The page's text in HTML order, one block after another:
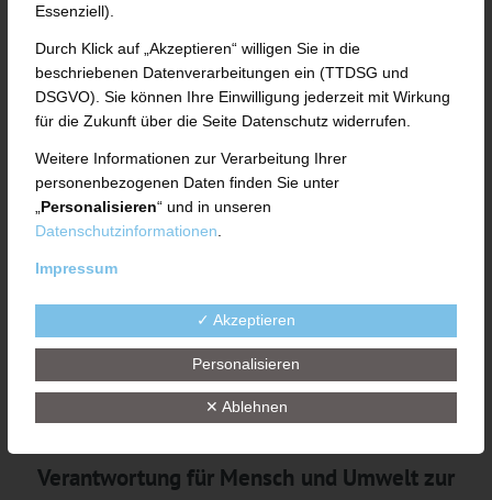
Fulda. Die im Fuldaer Münsterfeld
ansässige UTH GmbH hat jetzt ihre
Managementsysteme in den Bereichen
Qualität und Umwelt nach den
international anerkannten Normen der DIN
EN ISO 9001 und DIN EN ISO 14001
des weltweit agierenden
Maschinenbauunternehmens auf der
Validierung des betriebseigenen
Umweltschutzmanagements. „Wir möchten
Verantwortung für Mensch und Umwelt zur
Essenziell).
Durch Klick auf „Akzeptieren“ willigen Sie in die
beschriebenen Datenverarbeitungen ein (TTDSG und
DSGVO). Sie können Ihre Einwilligung jederzeit mit Wirkung
für die Zukunft über die Seite Datenschutz widerrufen.
Weitere Informationen zur Verarbeitung Ihrer
personenbezogenen Daten finden Sie unter
„Personalisieren“ und in unseren
Datenschutzinformationen.
Impressum
✓ Akzeptieren
Personalisieren
✕ Ablehnen